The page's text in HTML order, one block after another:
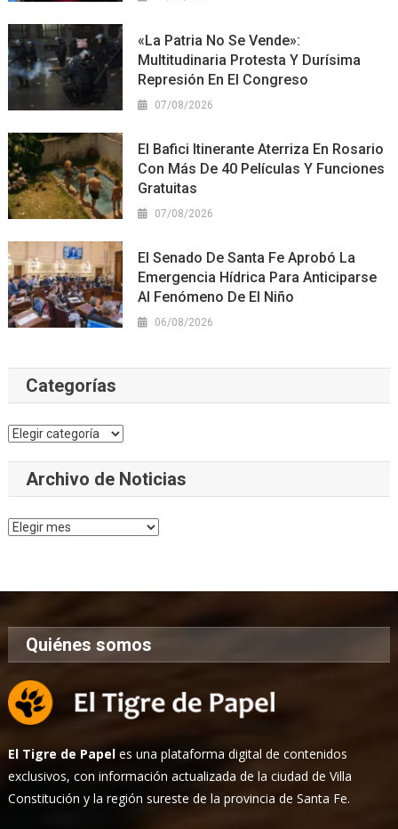
«La Patria No Se Vende»:
Multitudinaria Protesta Y Durísima
Represión En El Congreso
07/08/2026
El Bafici Itinerante Aterriza En Rosario
Con Más De 40 Películas Y Funciones
Gratuitas
07/08/2026
El Senado De Santa Fe Aprobó La
Emergencia Hídrica Para Anticiparse
Al Fenómeno De El Niño
06/08/2026
Categorías
Categorías
Archivo de Noticias
Archivo
Quiénes somos
El Tigre de Papel es una plataforma digital de contenidos
exclusivos, con información actualizada de la ciudad de Villa
Constitución y la región sureste de la provincia de Santa Fe.